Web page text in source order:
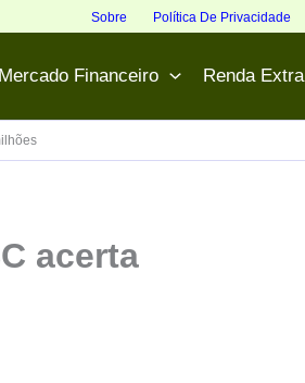
Sobre Política De Privacidade
Mercado Financeiro Renda Extra
acerta